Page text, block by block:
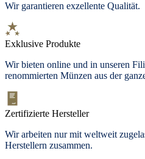
Wir garantieren exzellente Qualität.
Exklusive Produkte
Wir bieten online und in unseren
renommierten Münzen aus der
Zertifizierte Hersteller
Wir arbeiten nur mit weltweit
Herstellern zusammen.